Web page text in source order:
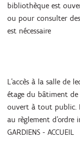
bibliothèque est
ou pour consulter
est nécessaire
L'accès à la salle de
étage du bâtiment
ouvert à tout public.
au règlement d’ordre
GARDIENS - ACCUEIL